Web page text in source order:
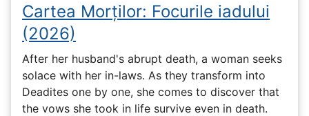
Cartea Morților: Focurile iadului
(2026)
After her husband's abrupt death, a woman seeks
solace with her in-laws. As they transform into
Deadites one by one, she comes to discover that
the vows she took in life survive even in death.